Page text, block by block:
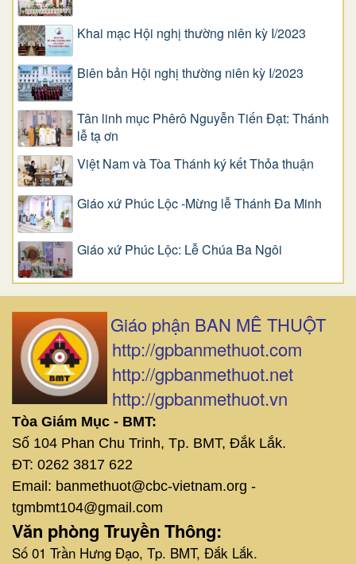
Khai mạc Hội nghị thường niên kỳ I/2023
Biên bản Hội nghị thường niên kỳ I/2023
Tân linh mục Phêrô Nguyễn Tiến Đạt: Thánh
lễ tạ ơn
Việt Nam và Tòa Thánh ký kết Thỏa thuận
Giáo xứ Phúc Lộc -Mừng lễ Thánh Đa Minh
Giáo xứ Phúc Lộc: Lễ Chúa Ba Ngôi
Giáo phận BAN MÊ THUỘT
http://gpbanmethuot.com
http://gpbanmethuot.net
http://gpbanmethuot.vn
Tòa Giám Mục - BMT:
Số 104 Phan Chu Trinh, Tp. BMT, Đắk Lắk.
ĐT: 0262 3817 622
Email: banmethuot@cbc-vietnam.org -
tgmbmt104@gmail.com
Văn phòng Truyền Thông:
Số 01 Trần Hưng Đạo, Tp. BMT, Đắk Lắk.